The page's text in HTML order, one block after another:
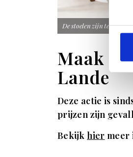
De stoelen zijn te koop
Maak
Lande
Deze actie is
prijzen zijn
Bekijk hier meer